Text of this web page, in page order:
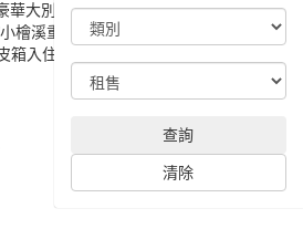
查詢
清除
華大別墅，特色說明:近未來捷運G09
檜溪重劃區 地點好，屋況好，儲物空
箱入住。